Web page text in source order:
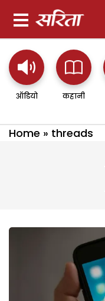
ऑडियो कहानी
Home » threads